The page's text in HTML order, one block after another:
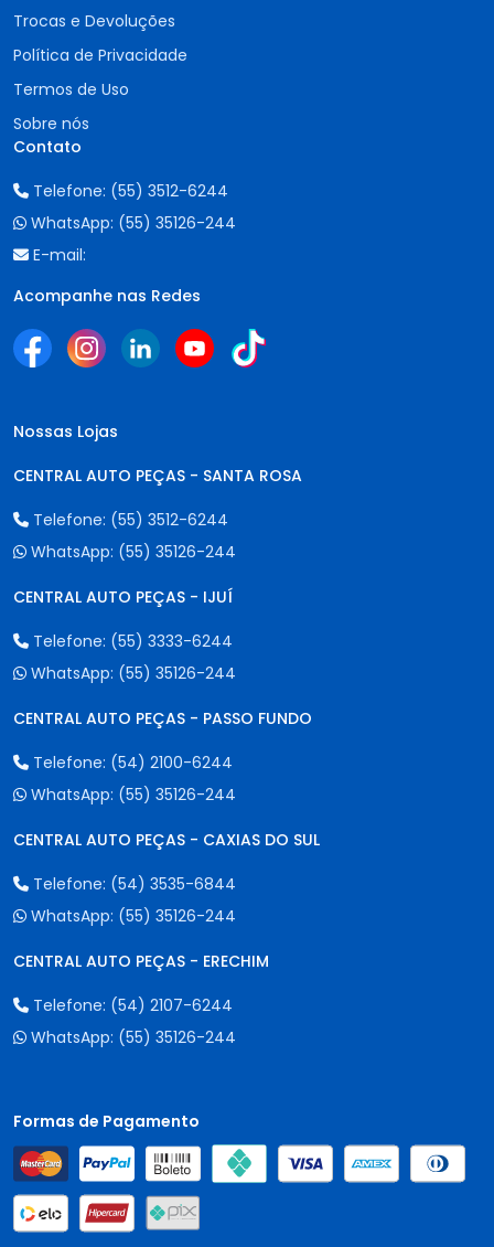
Trocas e Devoluções
Política de Privacidade
Termos de Uso
Sobre nós
Contato
Telefone: (55) 3512-6244
WhatsApp: (55) 35126-244
E-mail:
Acompanhe nas Redes
Nossas Lojas
CENTRAL AUTO PEÇAS - SANTA ROSA
Telefone: (55) 3512-6244
WhatsApp: (55) 35126-244
CENTRAL AUTO PEÇAS - IJUÍ
Telefone: (55) 3333-6244
WhatsApp: (55) 35126-244
CENTRAL AUTO PEÇAS - PASSO FUNDO
Telefone: (54) 2100-6244
WhatsApp: (55) 35126-244
CENTRAL AUTO PEÇAS - CAXIAS DO SUL
Telefone: (54) 3535-6844
WhatsApp: (55) 35126-244
CENTRAL AUTO PEÇAS - ERECHIM
Telefone: (54) 2107-6244
WhatsApp: (55) 35126-244
Formas de Pagamento